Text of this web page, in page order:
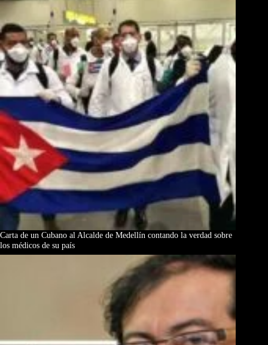
Carta de un Cubano al Alcalde de Medellín contando la verdad sobre
los médicos de su país